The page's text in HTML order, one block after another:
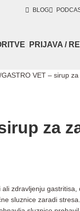
BLOG
PRIJAVA /
GASTRO VET – sirup
za
zdravljenju gastritisa,
sluznice zaradi